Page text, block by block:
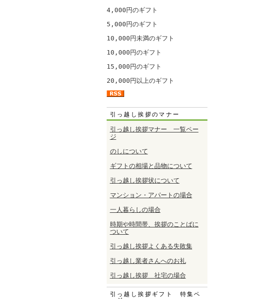
4,000円のギフト
5,000円のギフト
10,000円未満のギフト
10,000円のギフト
15,000円のギフト
20,000円以上のギフト
引っ越し挨拶のマナー
引っ越し挨拶マナー 一覧ペー
ジ
のしについて
ギフトの相場と品物について
引っ越し挨拶状について
マンション・アパートの場合
一人暮らしの場合
時期や時間帯、挨拶のことばに
ついて
引っ越し挨拶よくある失敗集
引っ越し業者さんへのお礼
引っ越し挨拶 社宅の場合
引っ越し挨拶ギフト 特集ペ